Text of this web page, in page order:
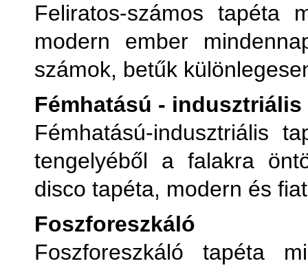
Feliratos-számos tapéta
modern ember
számok, betűk
Fémhatású - indusztriális
Fémhatású-indusztriális
tengelyéből a falakra
disco tapéta, modern és
Foszforeszkáló
Foszforeszkáló tapéta